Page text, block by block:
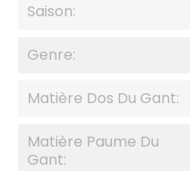
Saison:
Genre:
Matière Dos Du Gant:
Matière Paume Du
Gant: